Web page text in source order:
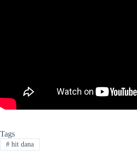
Tags
#hit dana